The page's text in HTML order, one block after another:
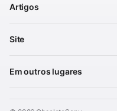
Artigos
Site
Em outros lugares